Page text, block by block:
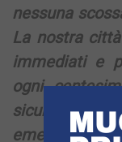
nessuna
La nostra
immediati e
ogni
sicurezza
emergenza si